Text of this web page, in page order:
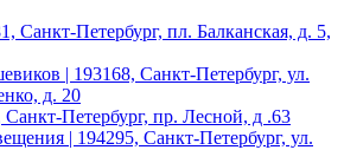
Санкт-Петербург, пл. Балканская, д. 5,
| 193168, Санкт-Петербург, ул.
д. 20
Санкт-Петербург, пр. Лесной, д .63
| 194295, Санкт-Петербург, ул.